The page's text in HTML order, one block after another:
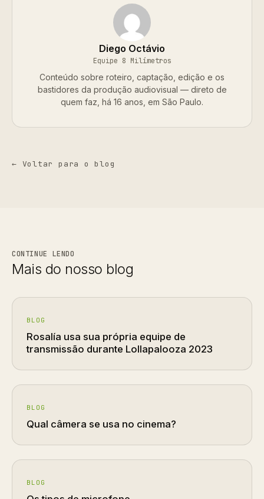
Diego Octávio
Equipe 8 Milímetros
Conteúdo sobre roteiro, captação, edição e os
bastidores da produção audiovisual — direto de
quem faz, há 16 anos, em São Paulo.
← Voltar para o blog
CONTINUE LENDO
Mais do nosso blog
BLOG
Rosalía usa sua própria equipe de
transmissão durante Lollapalooza 2023
BLOG
Qual câmera se usa no cinema?
BLOG